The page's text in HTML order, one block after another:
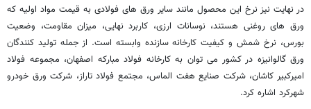
در نهایت نیز نرخ این محصول مانند سایر ورق های فولادی به قیمت مواد اولیه که
ورق های روغنی هستند، نوسانات ارزی، کاربرد نهایی، میزان مقاومت، وضعیت
بورس، نرخ شمش و کیفیت کارخانه سازنده وابسته است. از جمله تولید کنندگان
ورق گالوانیزه در کشور می توان به کارخانه فولاد مبارکه اصفهان، مجموعه فولاد
امیرکبیر کاشان، شرکت صنایع هفت الماس، مجتمع فولاد تاراز، شرکت ورق خودرو
شهرکرد اشاره کرد.